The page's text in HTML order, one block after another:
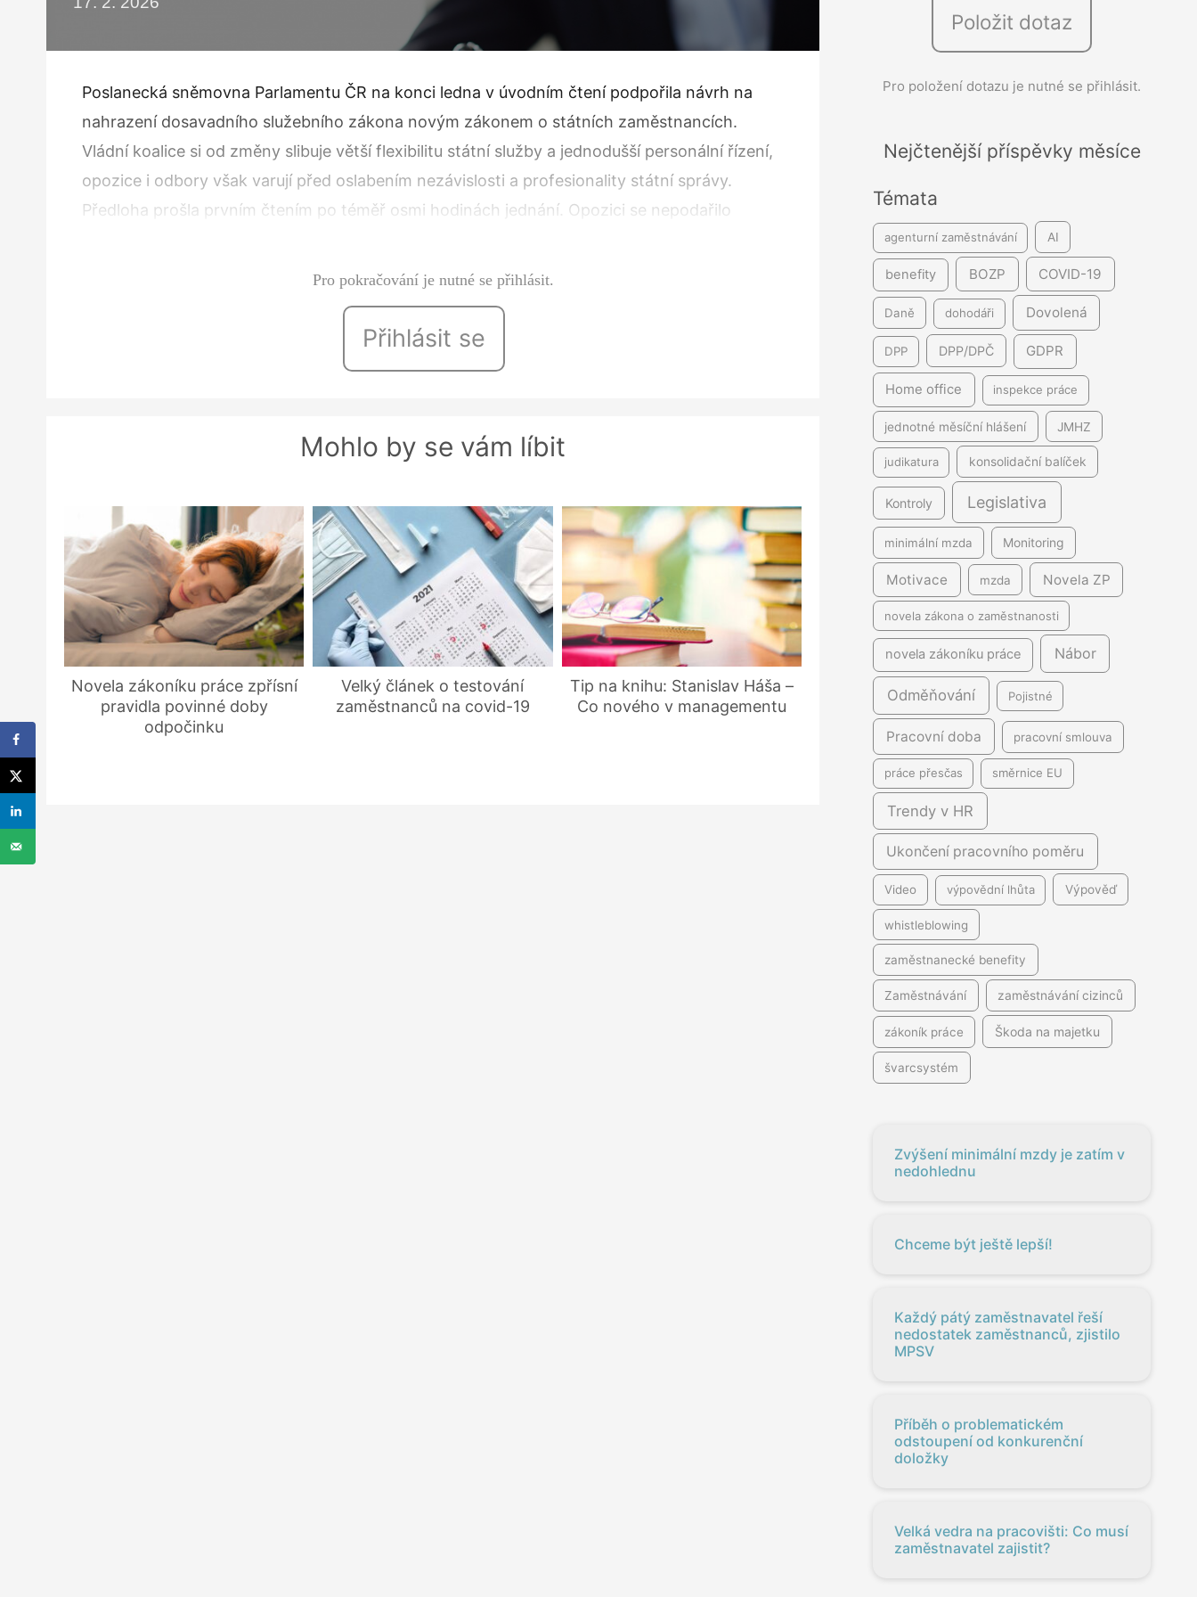
Poslanecká sněmovna Parlamentu ČR na konci ledna v úvodním čtení podpořila návrh na
nahrazení dosavadního služebního zákona novým zákonem o státních zaměstnancích.
Vládní koalice si od změny slibuje větší flexibilitu státní služby a jednodušší personální řízení,
opozice i odbory však varují před oslabením nezávislosti a profesionality státní správy.
Předloha prošla prvním čtením po téměř osmi hodinách jednání. Opozici se nepodařilo
Pro pokračování je nutné se přihlásit.
Přihlásit se
Mohlo by se vám líbit
Novela zákoníku práce zpřísní
pravidla povinné doby
odpočinku
Velký článek o testování
zaměstnanců na covid-19
Tip na knihu: Stanislav Háša –
Co nového v managementu
Položit dotaz
Pro položení dotazu je nutné se přihlásit.
Nejčtenější příspěvky měsíce
Témata
agenturní zaměstnávání AI
benefity BOZP COVID-19
Daně dohodáři Dovolená
DPP DPP/DPČ GDPR
Home office inspekce práce
jednotné měsíční hlášení JMHZ
judikatura konsolidační balíček
Kontroly Legislativa
minimální mzda Monitoring
Motivace mzda Novela ZP
novela zákona o zaměstnanosti
novela zákoníku práce Nábor
Odměňování Pojistné
Pracovní doba pracovní smlouva
práce přesčas směrnice EU
Trendy v HR
Ukončení pracovního poměru
Video výpovědní lhůta Výpověď
whistleblowing
zaměstnanecké benefity
Zaměstnávání zaměstnávání cizinců
zákoník práce Škoda na majetku
švarcsystém
Zvýšení minimální mzdy je zatím v
nedohlednu
Chceme být ještě lepší!
Každý pátý zaměstnavatel řeší
nedostatek zaměstnanců, zjistilo
MPSV
Příběh o problematickém
odstoupení od konkurenční
doložky
Velká vedra na pracovišti: Co musí
zaměstnavatel zajistit?